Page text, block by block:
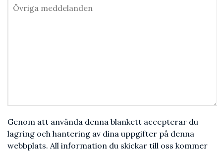
Genom att använda denna blankett accepterar du
lagring och hantering av dina uppgifter på denna
webbplats. All information du skickar till oss kommer